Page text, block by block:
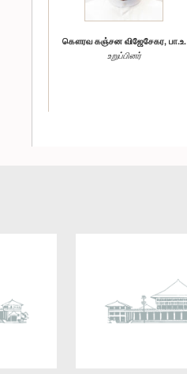
கௌரவ கஞ்சன விஜேசேகர, பா.உ.
உறுப்பினர்